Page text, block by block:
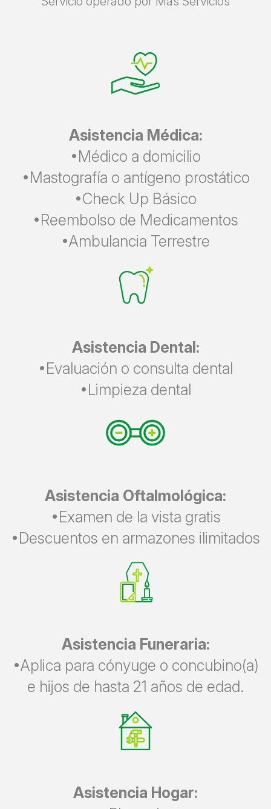
Asistencia Médica:
•Médico a domicilio
•Mastografía o antígeno prostático
•Check Up Básico
•Reembolso de Medicamentos
•Ambulancia Terrestre
Asistencia Dental:
•Evaluación o consulta dental
•Limpieza dental
Asistencia Oftalmológica:
•Examen de la vista gratis
•Descuentos en armazones ilimitados
Asistencia Funeraria:
•Aplica para cónyuge o concubino(a)
e hijos de hasta 21 años de edad.
Asistencia Hogar: